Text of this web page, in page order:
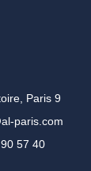
Paris 9
paris.com
57 40